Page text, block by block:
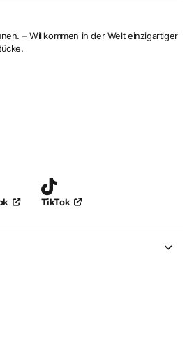
– Willkommen in der Welt einzigartiger
TikTok